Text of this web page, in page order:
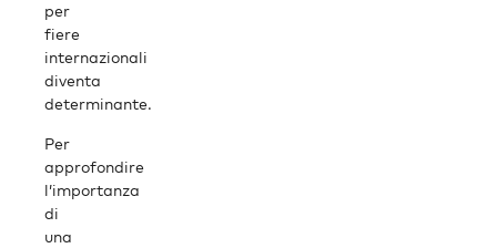
per
fiere
internazionali
diventa
determinante.
Per
approfondire
l’importanza
di
una